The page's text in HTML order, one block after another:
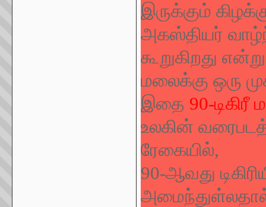
இருக்கும்
அகஸ்தியர்
கூறுகிறது
மலைக்கு ஒரு
இதை 90-டிகிரீ
உலகின்
ரேகையில்,
90-ஆவது